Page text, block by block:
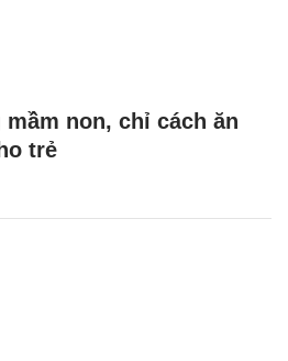
non, chỉ cách ăn
trẻ